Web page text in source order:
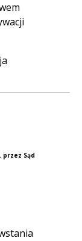
Sąd